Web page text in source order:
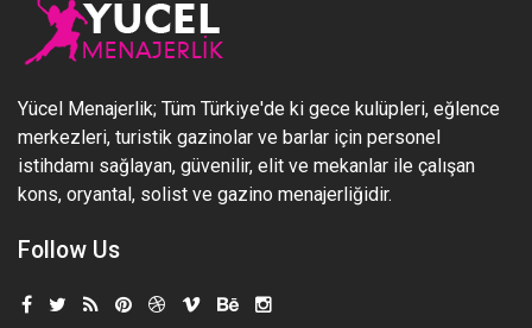
Yücel Menajerlik; Tüm Türkiye'de ki gece kulüpleri, eğlence
merkezleri, turistik gazinolar ve barlar için personel
istihdamı sağlayan, güvenilir, elit ve mekanlar ile çalışan
kons, oryantal, solist ve gazino menajerliğidir.
Follow Us